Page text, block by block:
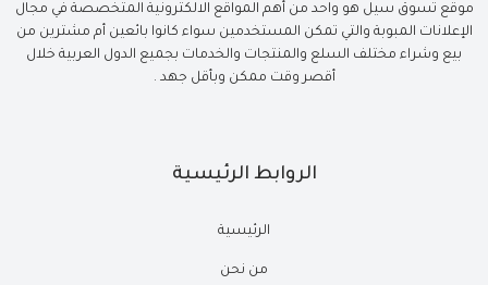
موقع تسوق سيل هو واحد من أهم المواقع الالكترونية المتخصصة في مجال
الإعلانات المبوبة والتي تمكن المستخدمين سواء كانوا بائعين أم مشترين من
بيع وشراء مختلف السلع والمنتجات والخدمات بجميع الدول العربية خلال
أقصر وقت ممكن وبأقل جهد .
الروابط الرئيسية
الرئيسية
من نحن